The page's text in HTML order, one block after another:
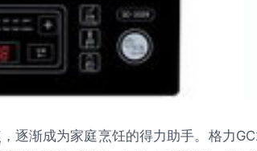
逐渐成为家庭烹饪的得力助手。格力